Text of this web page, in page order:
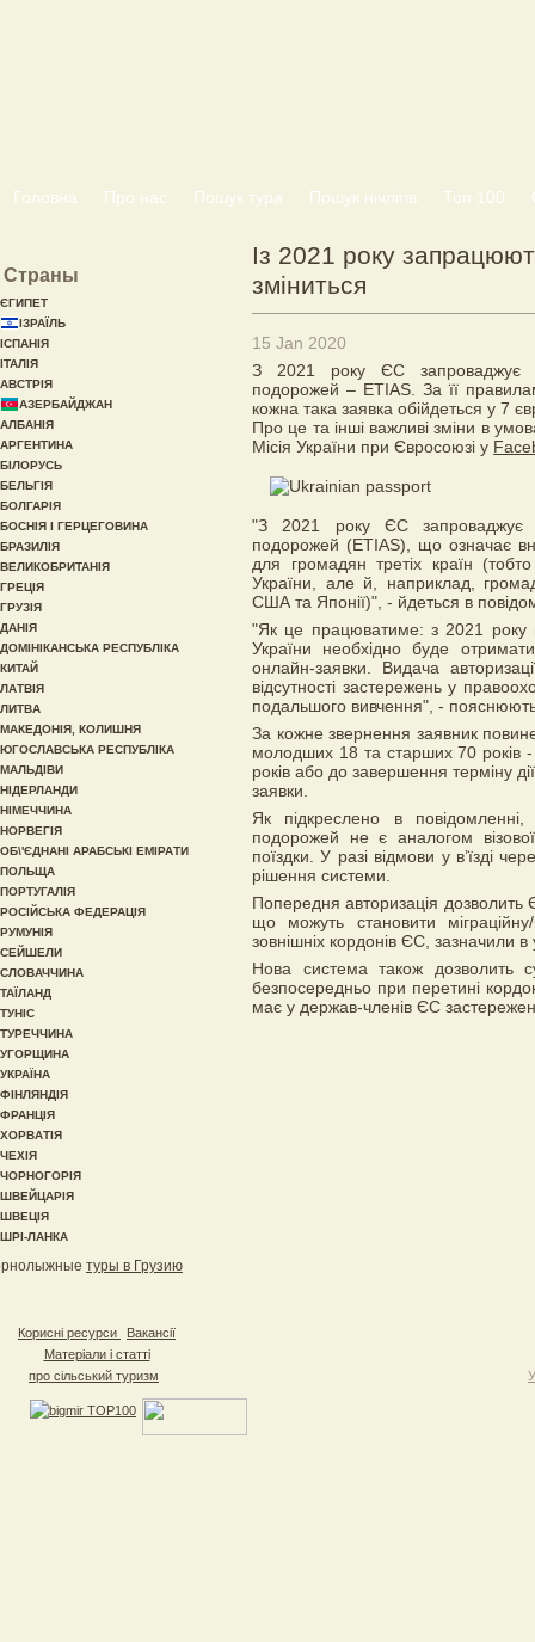
Головна Про нас Пошук тура Пошук нічлігів Топ 100
Із 2021 року
зміниться
15 Jan 2020
З 2021 року ЄС запроваджує
подорожей – ETIAS. За її
кожна така заявка обійдеться у 7
Про це та інші важливі зміни в
Місія України при Євросоюзі у
"З 2021 року ЄС запроваджує
подорожей (ETIAS), що означає
для громадян третіх країн
України, але й, наприклад,
США та Японії)", - йдеться в
"Як це працюватиме: з 2021 року
України необхідно буде
онлайн-заявки. Видача
відсутності застережень у
подальшого вивчення", -
За кожне звернення заявник
молодших 18 та старших 70 років
років або до завершення терміну
заявки.
Як підкреслено в повідомленні,
подорожей не є аналогом
поїздки. У разі відмови у в’їзді
рішення системи.
Попередня авторизація дозволить
що можуть становити
зовнішніх кордонів ЄС, зазначили в
Нова система також дозволить
безпосередньо при перетині
має у держав-членів ЄС
Страны
ЄГИПЕТ
ІЗРАЇЛЬ
ІСПАНІЯ
ІТАЛІЯ
АВСТРІЯ
АЗЕРБАЙДЖАН
АЛБАНІЯ
АРГЕНТИНА
БІЛОРУСЬ
БЕЛЬГІЯ
БОЛГАРІЯ
БОСНІЯ І ГЕРЦЕГОВИНА
БРАЗИЛІЯ
ВЕЛИКОБРИТАНІЯ
ГРЕЦІЯ
ГРУЗІЯ
ДАНІЯ
ДОМІНІКАНСЬКА РЕСПУБЛІКА
КИТАЙ
ЛАТВІЯ
ЛИТВА
МАКЕДОНІЯ, КОЛИШНЯ
ЮГОСЛАВСЬКА РЕСПУБЛІКА
МАЛЬДІВИ
НІДЕРЛАНДИ
НІМЕЧЧИНА
НОРВЕГІЯ
ОБ\'ЄДНАНІ АРАБСЬКІ ЕМІРАТИ
ПОЛЬЩА
ПОРТУГАЛІЯ
РОСІЙСЬКА ФЕДЕРАЦІЯ
РУМУНІЯ
СЕЙШЕЛИ
СЛОВАЧЧИНА
ТАЇЛАНД
ТУНІС
ТУРЕЧЧИНА
УГОРЩИНА
УКРАЇНА
ФІНЛЯНДІЯ
ФРАНЦІЯ
ХОРВАТІЯ
ЧЕХІЯ
ЧОРНОГОРІЯ
ШВЕЙЦАРІЯ
ШВЕЦІЯ
ШРІ-ЛАНКА
туры в Грузию
Корисні ресурси
Вакансії
Матеріали і статті
про сільський туризм